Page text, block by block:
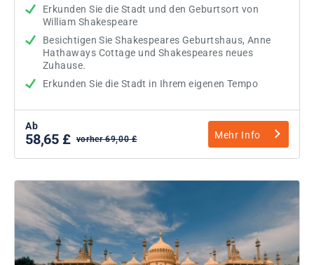
Erkunden Sie die Stadt und den Geburtsort von
William Shakespeare
Besichtigen Sie Shakespeares Geburtshaus, Anne
Hathaways Cottage und Shakespeares neues
Zuhause.
Erkunden Sie die Stadt in Ihrem eigenen Tempo
Ab
58,65 £ vorher 69,00 £ Mehr Info